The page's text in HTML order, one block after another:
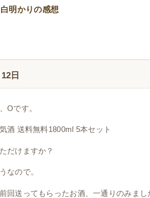
明かりの感想
日
Oです。
酒 送料無料1800ml 5本セット
だけますか？
なので。
回送ってもらったお酒、一通りのみまし